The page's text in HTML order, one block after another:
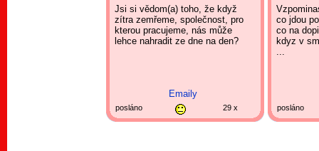
posláno 29 x
Emaily
Jsi si vědom(a) toho, že když
zítra zemřeme, společnost, pro
kterou pracujeme, nás může
lehce nahradit ze dne na den?
posláno
co jdou
co na
kdyz v
...